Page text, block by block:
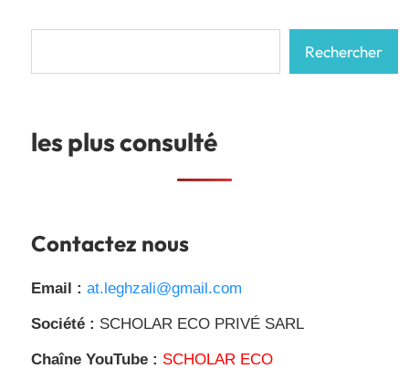
Rechercher
les plus consulté
Contactez nous
Email : at.leghzali@gmail.com
Société : SCHOLAR ECO PRIVÉ SARL
Chaîne YouTube : SCHOLAR ECO